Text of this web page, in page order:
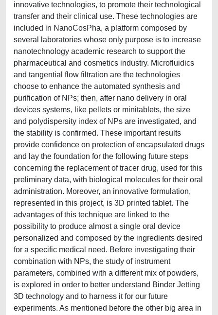
innovative technologies, to promote their technological
transfer and their clinical use. These technologies are
included in NanoCosPha, a platform composed by
several laboratories whose only purpose is to increase
nanotechnology academic research to support the
pharmaceutical and cosmetics industry. Microfluidics
and tangential flow filtration are the technologies
choose to enhance the automated synthesis and
purification of NPs; then, after nano delivery in oral
devices systems, like pellets or minitablets, the size
and polydispersity index of NPs are investigated, and
the stability is confirmed. These important results
provide confidence on protection of encapsulated drugs
and lay the foundation for the following future steps
concerning the replacement of tracer drug, used for this
preliminary data, with biological molecules for their oral
administration. Moreover, an innovative formulation,
represented in this project, is 3D printed tablet. The
advantages of this technique are linked to the
possibility to produce almost a single oral device
personalized and composed by the ingredients desired
for a specific medical need. Before investigating their
combination with NPs, the study of instrument
parameters, combined with a different mix of powders,
is explored in order to better understand Binder Jetting
3D technology and to harness it for our future
experiments. As mentioned before the other big area in